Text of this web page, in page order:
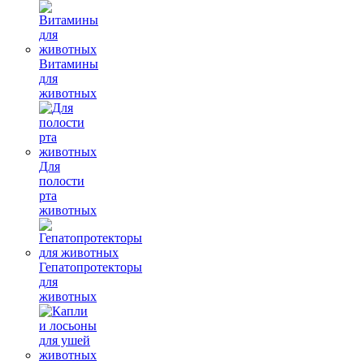
Витамины
для
животных
Для
полости
рта
животных
Гепатопротекторы
для
животных